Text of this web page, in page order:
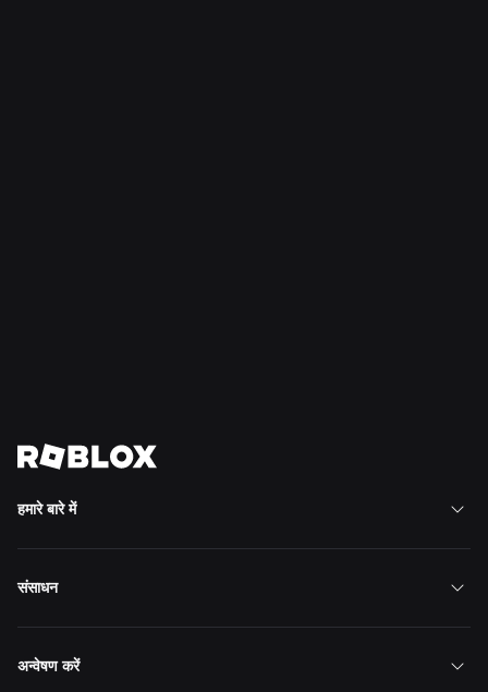
हमारे बारे में
संसाधन
अन्वेषण करें